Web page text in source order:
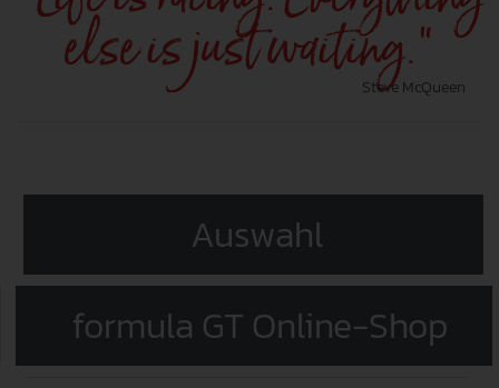
else is just waiting.”
Steve McQueen
Auswahl
formula GT Online-Shop